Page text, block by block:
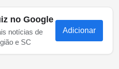
no Google
notícias de
e SC
Adicionar